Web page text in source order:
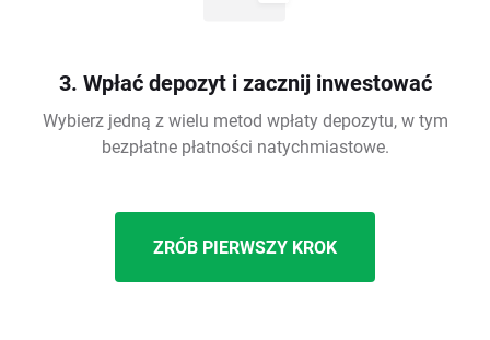
3. Wpłać depozyt i zacznij inwestować
Wybierz jedną z wielu metod wpłaty depozytu, w tym
bezpłatne płatności natychmiastowe.
ZRÓB PIERWSZY KROK